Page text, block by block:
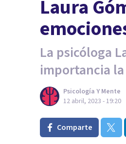
Laura
La psicóloga
importancia
Psicología Y Mente
12 abril, 2023 - 19:20
Comparte